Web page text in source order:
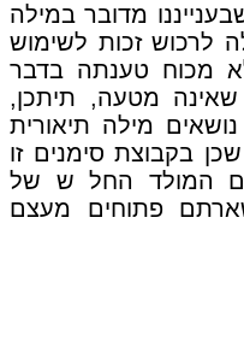
מדובר במילה
לרכוש זכות לשימוש
מכוח טענתה בדבר
שאינה מטעה, תיתכן,
מילה תיאורית
בקבוצת סימנים זו
המולד החל ש של
פתוחים מעצם